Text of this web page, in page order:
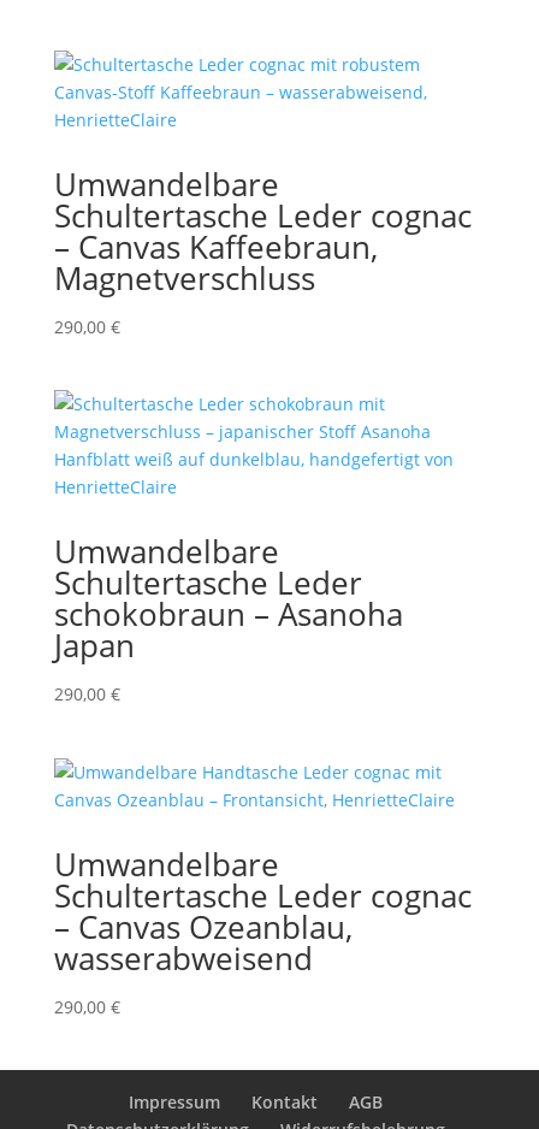
Umwandelbare
Schultertasche Leder cognac
– Canvas Kaffeebraun,
Magnetverschluss
290,00 €
Umwandelbare
Schultertasche Leder
schokobraun – Asanoha
Japan
290,00 €
Umwandelbare
Schultertasche Leder cognac
– Canvas Ozeanblau,
wasserabweisend
290,00 €
Impressum Kontakt
AGB